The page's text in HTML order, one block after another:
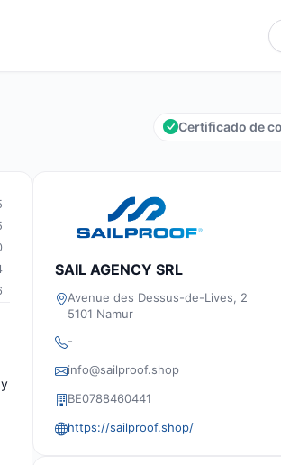
Certificado de
SAIL AGENCY SRL
Avenue des Dessus-de-Lives, 2
5101 Namur
-
info@sailproof.shop
BE0788460441
https://sailproof.shop/